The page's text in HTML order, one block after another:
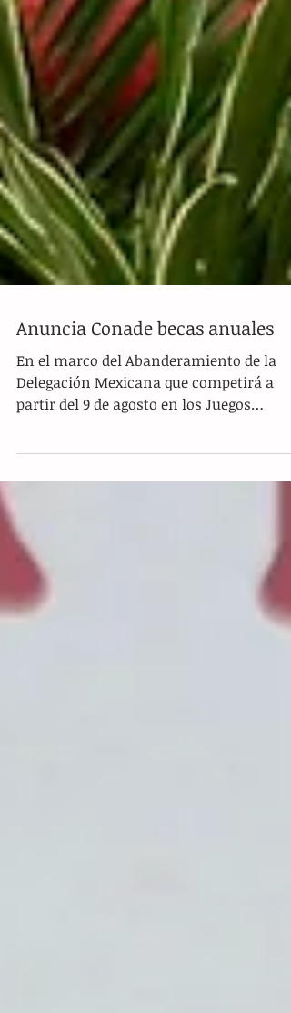
Anuncia Conade becas anuales
En el marco del Abanderamiento de la
Delegación Mexicana que competirá a
Panamericanos Junior 2025...